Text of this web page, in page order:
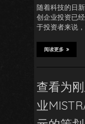
随着科技的日
创企业投资已
于投资者来说
阅读更多
查看为
业